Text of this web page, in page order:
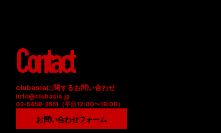
Contact
clubasiaに関するお問い合わせ
info@clubasia.jp
03-5458-2551（平日12:00〜18:00）
お問い合わせフォーム